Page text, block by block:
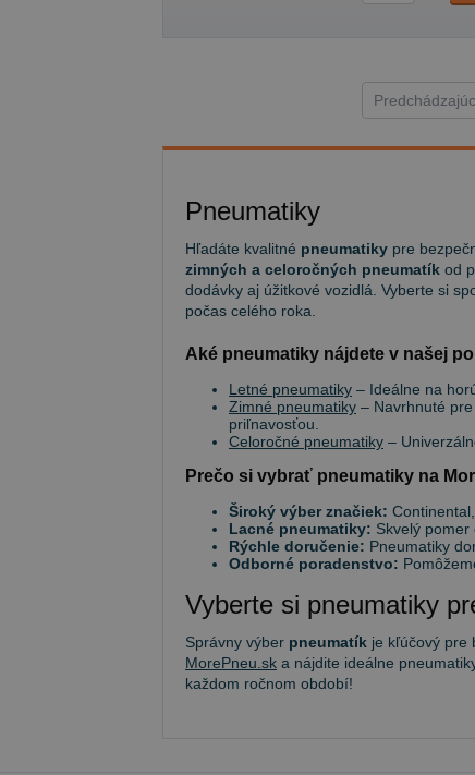
Pneumatiky
Hľadáte kvalitné pneumatiky pre
zimných a celoročných pneumatík od
dodávky aj úžitkové vozidlá. Vyberte si
počas celého roka.
Aké pneumatiky nájdete v našej
Letné pneumatiky – Ideálne na
Zimné pneumatiky – Navrhnuté
priľnavosťou.
Celoročné pneumatiky –
Prečo si vybrať pneumatiky na
Široký výber značiek:
Lacné pneumatiky: Skvelý pomer
Rýchle doručenie: Pneumatiky
Odborné poradenstvo:
Vyberte si pneumatiky
Správny výber pneumatík je kľúčový pre
MorePneu.sk a nájdite ideálne
každom ročnom období!